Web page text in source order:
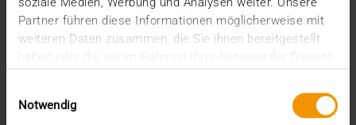
soziale Medien, Werbung und Analysen weiter. Unsere
Partner führen diese Informationen möglicherweise mit
weiteren Daten zusammen, die Sie ihnen bereitgestellt
haben oder die sie im Rahmen Ihrer Nutzung der Dienste
Notwendig
juin (1)
mars (1)
décembre (1)